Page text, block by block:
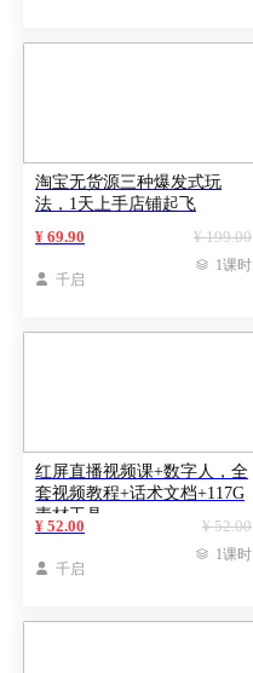
淘宝无货源三种爆发式玩
法，1天上手店铺起飞
¥ 199.00
¥ 69.90
 千启
 1课时
红屏直播视频课+数字人，全
套视频教程+话术文档+117G
素材工具
¥ 52.00
¥ 52.00
 千启
 1课时